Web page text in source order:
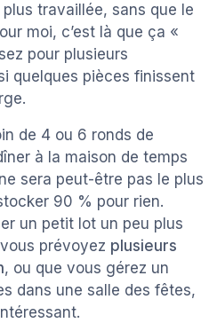
plus travaillée, sans que le
moi, c’est là que ça «
pour plusieurs
quelques pièces finissent
de 4 ou 6 ronds de
à la maison de temps
sera peut-être pas le plus
90 % pour rien.
un petit lot un peu plus
prévoyez plusieurs
, ou que vous gérez un
dans une salle des fêtes,